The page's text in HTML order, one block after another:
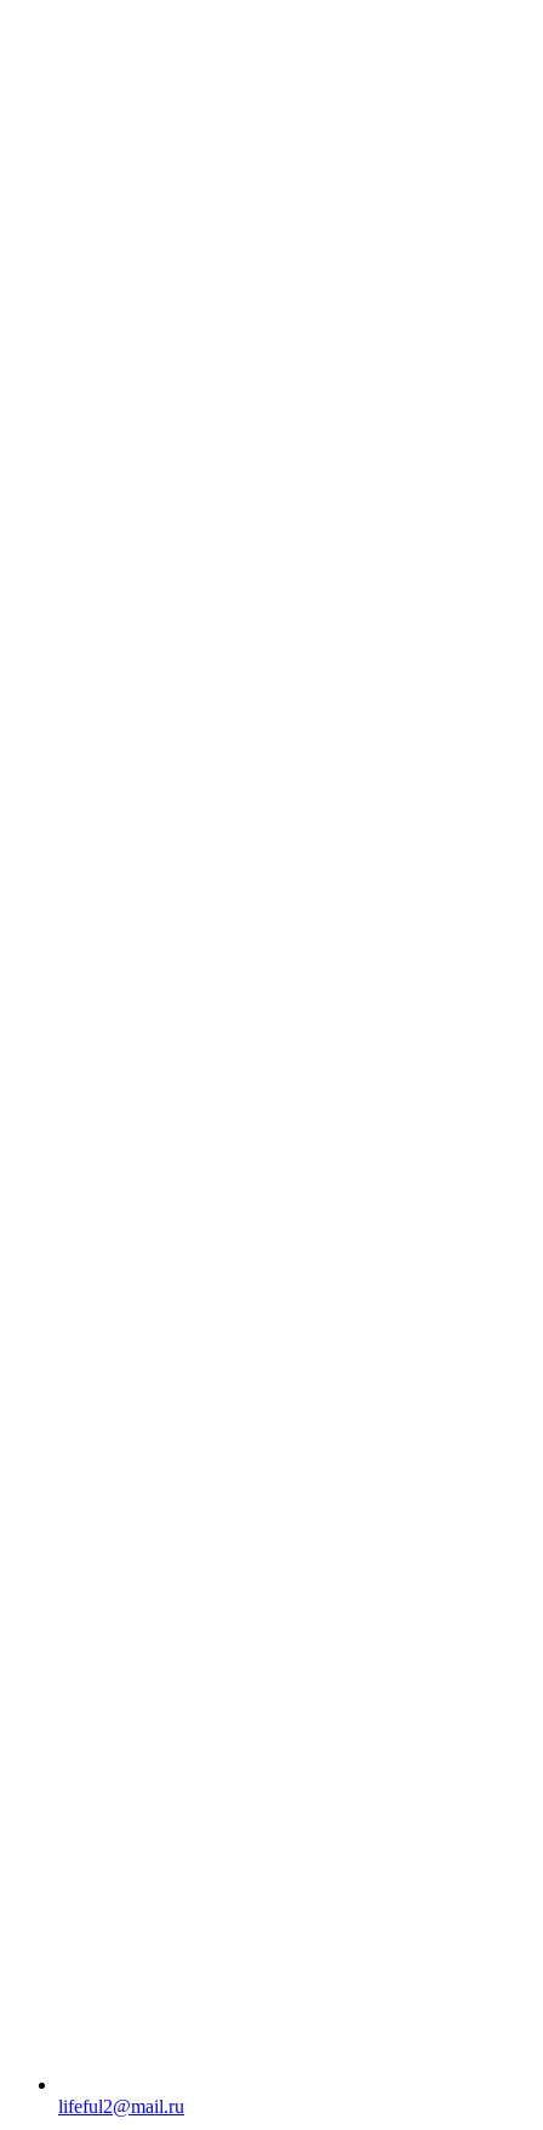
lifeful2@mail.ru